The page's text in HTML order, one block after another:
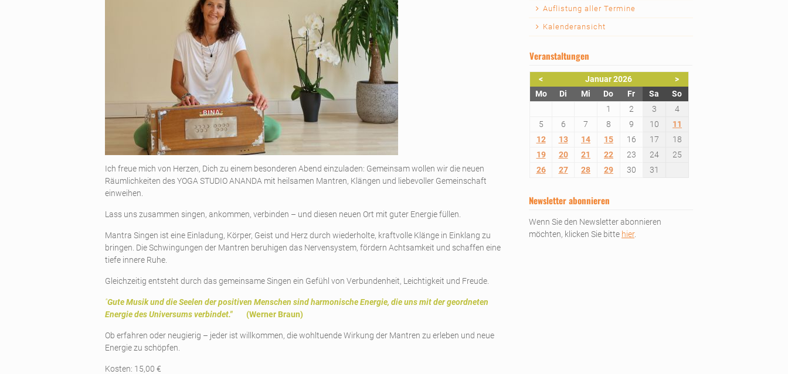
Ich freue mich von Herzen, Dich zu einem besonderen Abend einzuladen: Gemeinsam wollen wir die neuen
Räumlichkeiten des YOGA STUDIO ANANDA mit heilsamen Mantren, Klängen und liebevoller Gemeinschaft
einweihen.
Lass uns zusammen singen, ankommen, verbinden – und diesen neuen Ort mit guter Energie füllen.
Mantra Singen ist eine Einladung, Körper, Geist und Herz durch wiederholte, kraftvolle Klänge in Einklang zu
bringen. Die Schwingungen der Mantren beruhigen das Nervensystem, fördern Achtsamkeit und schaffen eine
tiefe innere Ruhe.
Gleichzeitig entsteht durch das gemeinsame Singen ein Gefühl von Verbundenheit, Leichtigkeit und Freude.
"Gute Musik und die Seelen der positiven Menschen sind harmonische Energie, die uns mit der geordneten
Energie des Universums verbindet."
(Werner Braun)
Ob erfahren oder neugierig – jeder ist willkommen, die wohltuende Wirkung der Mantren zu erleben und neue
Energie zu schöpfen.
Kosten: 15,00 €
Auflistung aller Termine
Kalenderansicht
Veranstaltungen
< Januar 2026
>
MontagDienstag
Mittwoch
Donnerstag
FreitagSa mstag
Sonntag
1
2 3
4
5
6 7 8 9 10
11
12
13 14 15 16 17
18
19
20 21 22 23 24
25
26
27 28 29 30 31
Newsletter abonnieren
Wenn Sie den Newsletter abonnieren
möchten, klicken Sie bitte hier.